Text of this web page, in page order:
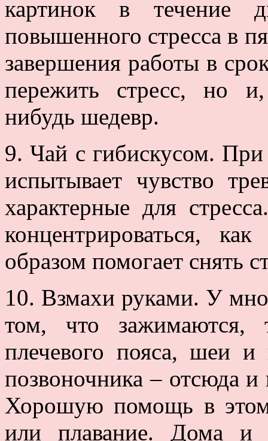
картинок в течение
повышенного стресса в
завершения работы в
пережить стресс, но
нибудь шедевр.
9. Чай с гибискусом. При
испытывает чувство
характерные для
концентрироваться,
образом помогает снять
10. Взмахи руками. У
том, что зажимаются,
плечевого пояса, шеи и
позвоночника – отсюда
Хорошую помощь в этом
или плавание. Дома и